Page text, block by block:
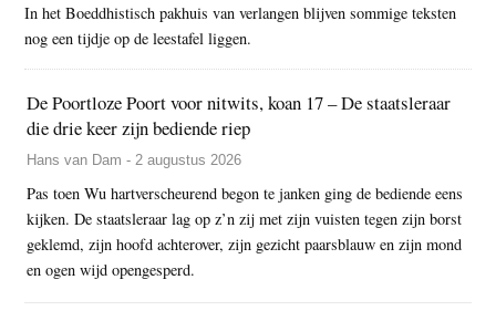
In het Boeddhistisch pakhuis van verlangen blijven sommige teksten
nog een tijdje op de leestafel liggen.
De Poortloze Poort voor nitwits, koan 17 – De staatsleraar
die drie keer zijn bediende riep
Hans van Dam - 2 augustus 2026
Pas toen Wu hartverscheurend begon te janken ging de bediende eens
kijken. De staatsleraar lag op z’n zij met zijn vuisten tegen zijn borst
geklemd, zijn hoofd achterover, zijn gezicht paarsblauw en zijn mond
en ogen wijd opengesperd.